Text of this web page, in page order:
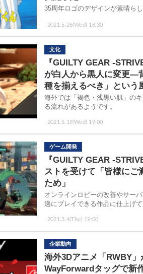
2021.5.26(Wed) 18:30
35周年ロゴのデザインが素晴らし
文化
2021.5.19(Wed) 19:00
『GUILTY GEAR -
が白人から黒人に変更―
種を揃えるべき」という
海外では「褐色・浅黒い肌」の
る流れがあるようです。
ゲーム開発
2021.3.4(Thu) 19:00
『GUILTY GEAR -
ストを受けて「皆様にご
ため」
オンラインロビーの改善やサー
適にプレイできる作品に仕上げて
企業動向
海外3Dアニメ「RWBY
WayForwardタッグで新